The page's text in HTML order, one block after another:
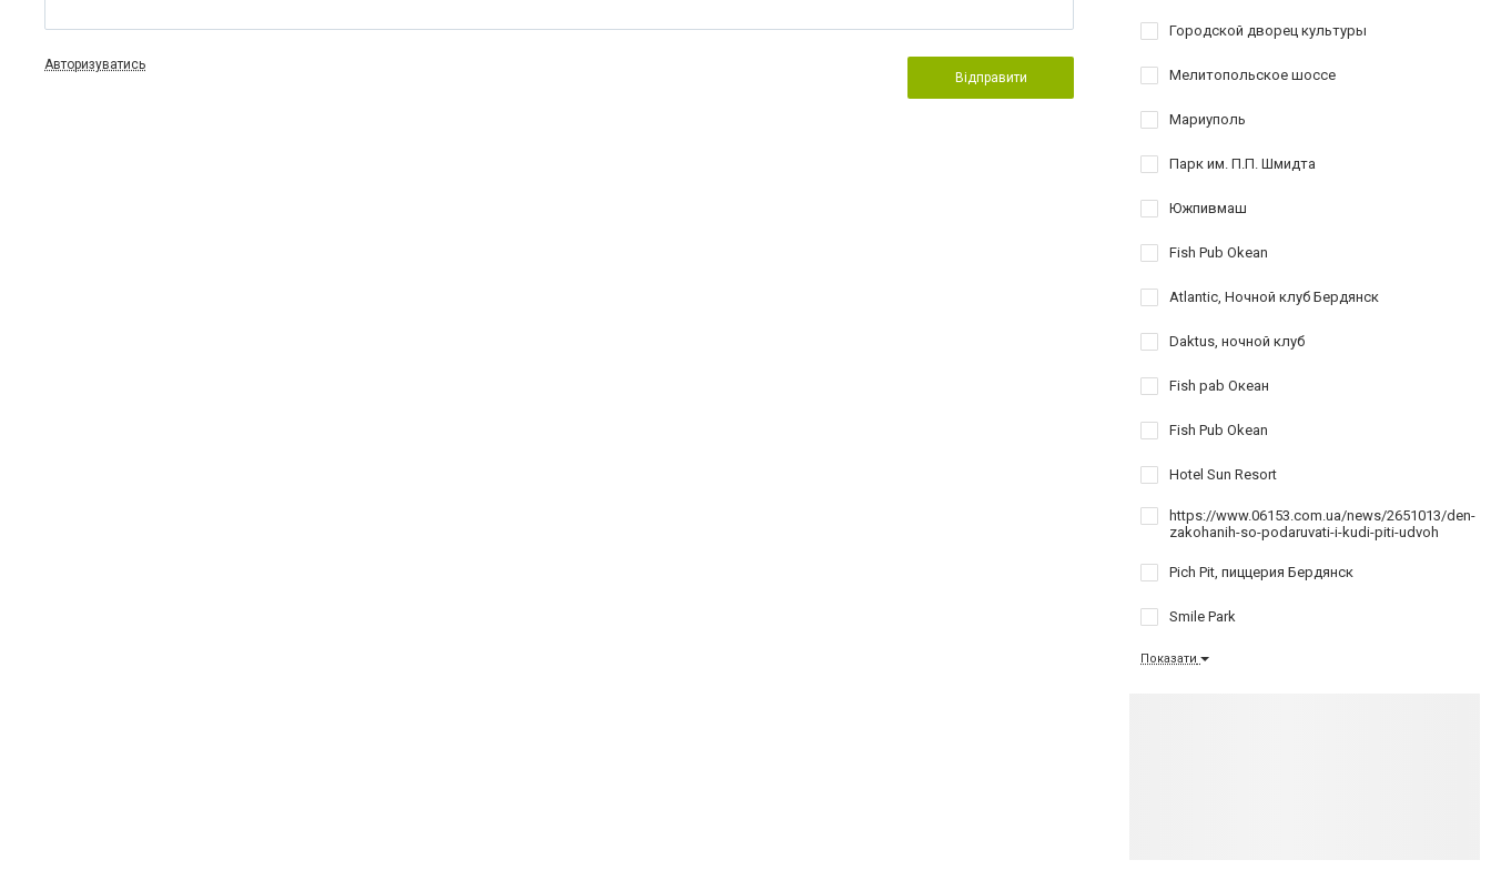
Авторизуватись
Відправити
Городской дворец культуры
Мелитопольское шоссе
Мариуполь
Парк им. П.П. Шмидта
Южпивмаш
Fish Pub Okean
Atlantic, Ночной клуб Бердянск
Daktus, ночной клуб
Fish pab Океан
Fish Pub Okean
Hotel Sun Resort
https://www.06153.com.ua/news/2651013/den-
zakohanih-so-podaruvati-i-kudi-piti-udvoh
Pich Pit, пиццерия Бердянск
Smile Park
Показати